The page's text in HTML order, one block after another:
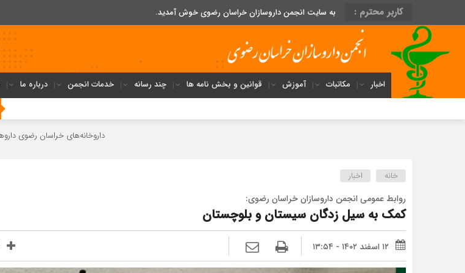
کاربر محترم : به سایت انجمن داروسازان خراسان رضوی خوش آمدید.
اخبار مکاتبات آموزش قوانین و بخش نامه ها چند رسانه خدمات انجمن درباره ما
داروخانه‌های خراسان رضوی داروها را با چک ۴ ماهه خریداری می‌کنند
خانه اخبار
روابط عمومی انجمن داروسازان خراسان رضوی:
کمک به سیل زدگان سیستان و بلوچستان
۱۲ اسفند ۱۴۰۲ - ۱۳:۵۴